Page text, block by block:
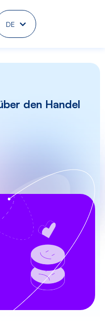
DEEN
den Handel